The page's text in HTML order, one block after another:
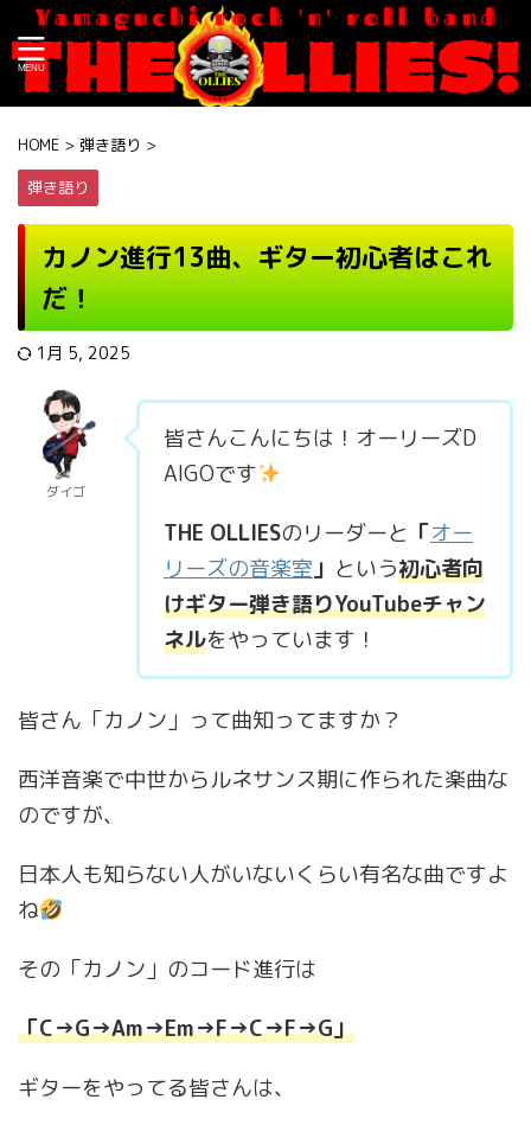
HOME > 弾き語り >
弾き語り
カノン進行13曲、ギター初心者はこれ
だ！
1月 5, 2025
ダイゴ
皆さんこんにちは！オーリーズD
AIGOです
THE OLLIESのリーダーと 「オー
リーズの音楽室」 という初心者向
けギター弾き語りYouTubeチャン
ネルをやっています！
皆さん「カノン」って曲知ってますか？
西洋音楽で中世からルネサンス期に作られた楽曲な
のですが、
日本人も知らない人がいないくらい有名な曲ですよ
ね
その「カノン」のコード進行は
「C→G→Am→Em→F→C→F→G」
ギターをやってる皆さんは、